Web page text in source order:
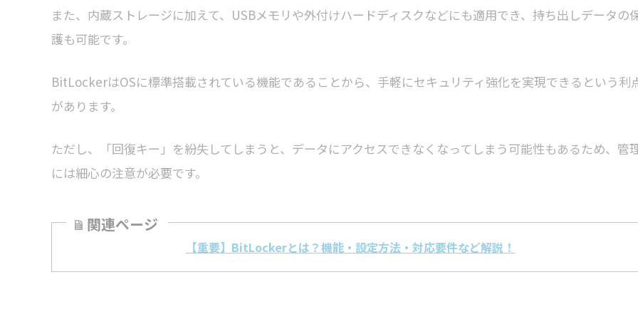
また、内蔵ストレージに加えて、USBメモリや外付けハードディスクなどにも適用でき、持ち出しデータの
護も可能です。
BitLockerはOSに標準搭載されている機能であることから、手軽にセキュリティ強化を実現できるという利
があります。
ただし、「回復キー」を紛失してしまうと、データにアクセスできなくなってしまう可能性もあるため、管
には細心の注意が必要です。
関連ページ
【重要】BitLockerとは？機能・設定方法・対応要件など解説！